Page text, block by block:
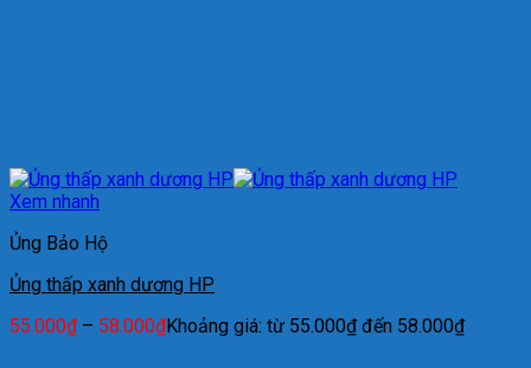
Xem nhanh
Ủng Bảo Hộ
Ủng thấp xanh dương HP
55.000₫ – 58.000₫Khoảng giá: từ 55.000₫ đến 58.000₫